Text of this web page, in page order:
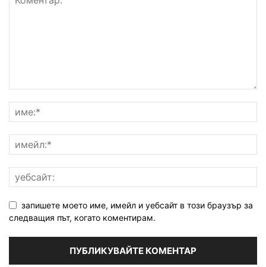
запишете моето име, имейл и уебсайт в този браузър за
следващия път, когато коментирам.